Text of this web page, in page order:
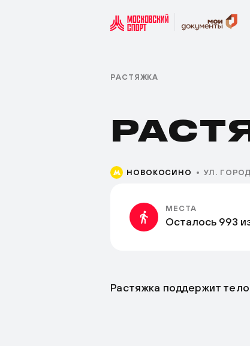
РАСТЯЖКА
НОВОКОСИНО УЛ.
МЕСТА
Осталось 993
Растяжка поддержит